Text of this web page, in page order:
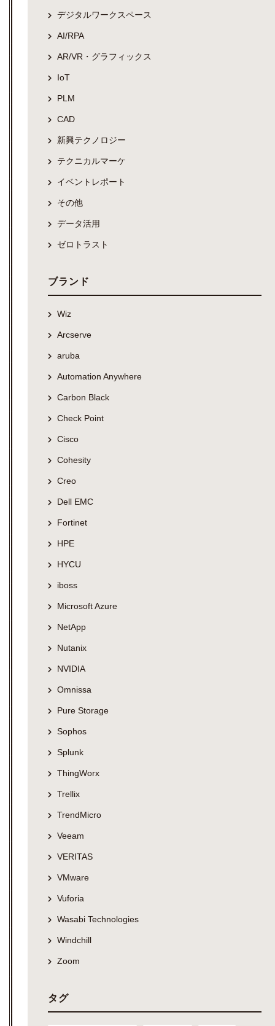
デジタルワークスペース
AI/RPA
AR/VR・グラフィックス
IoT
PLM
CAD
新興テクノロジー
テクニカルマーケ
イベントレポート
その他
データ活用
ゼロトラスト
ブランド
Wiz
Arcserve
aruba
Automation Anywhere
Carbon Black
Check Point
Cisco
Cohesity
Creo
Dell EMC
Fortinet
HPE
HYCU
iboss
Microsoft Azure
NetApp
Nutanix
NVIDIA
Omnissa
Pure Storage
Sophos
Splunk
ThingWorx
Trellix
TrendMicro
Veeam
VERITAS
VMware
Vuforia
Wasabi Technologies
Windchill
Zoom
タグ